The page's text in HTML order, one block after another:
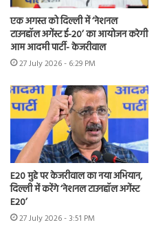
एक अगस्त को दिल्ली में ‘नेशनल
टाउनहॉल अगेंस्ट ई-20’ का आयोजन करेगी
आम आदमी पार्टी- केजरीवाल
27 July 2026 - 6:29 PM
E20 मुद्दे पर केजरीवाल का नया अभियान,
दिल्ली में करेंगे ‘नेशनल टाउनहॉल अगेंस्ट
E20’
27 July 2026 - 3:51 PM